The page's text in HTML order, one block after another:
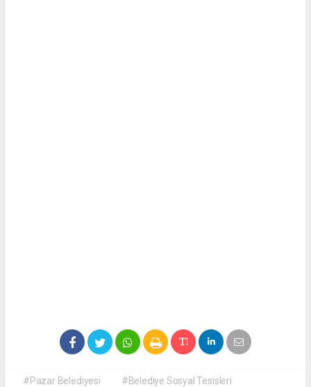
#Pazar Belediyesi
#Belediye Sosyal Tesisleri